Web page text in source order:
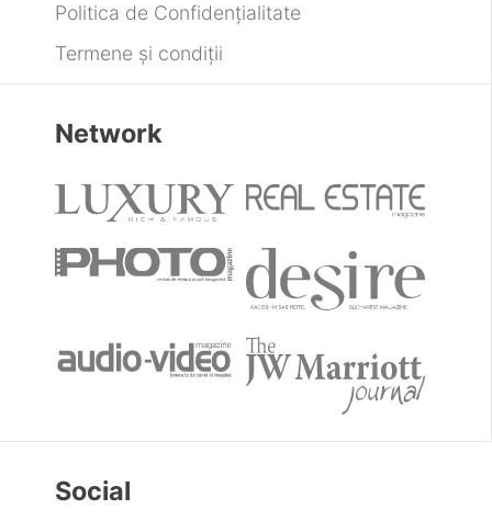
Politica de Confidențialitate
Termene și condiții
Network
Social